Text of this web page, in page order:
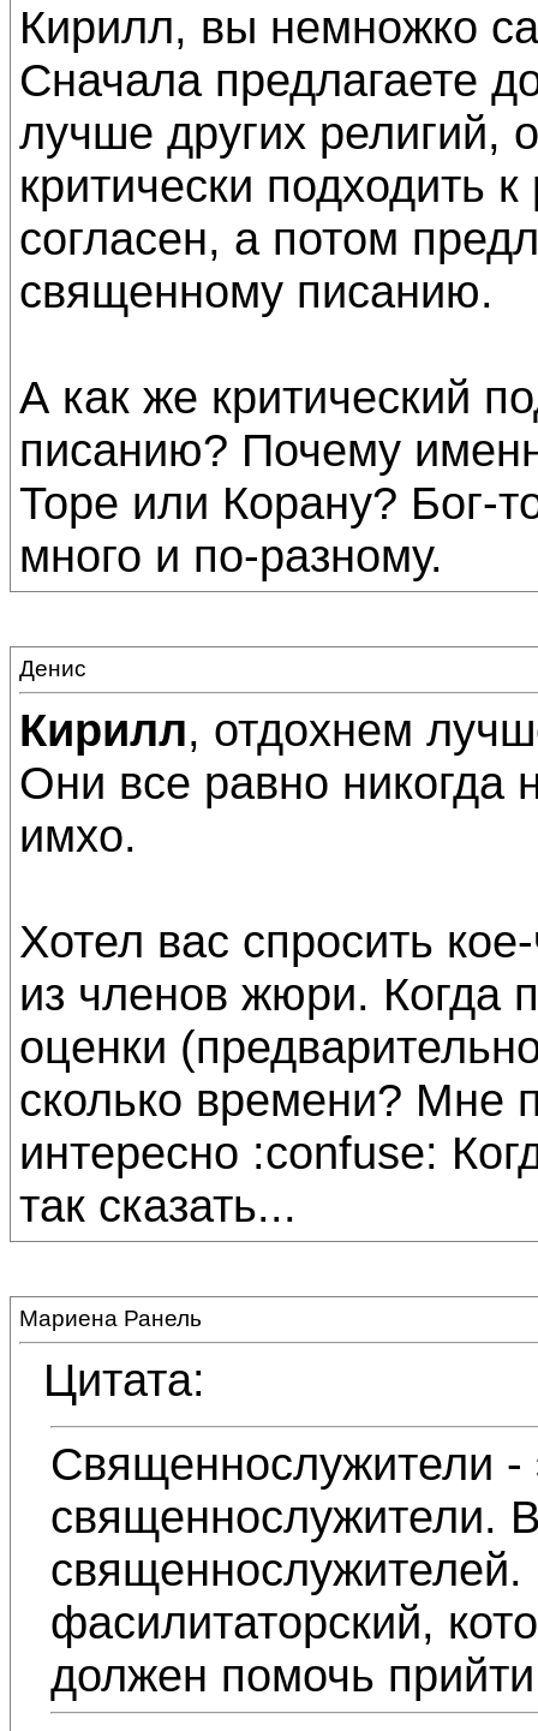
Кирилл, вы немножко
Сначала предлагаете
лучше других религий,
критически подходить
согласен, а потом
священному писанию.
А как же критический
писанию? Почему
Торе или Корану? Бог-
много и по-разному.
Денис
Кирилл, отдохнем
Они все равно никогда
имхо.
Хотел вас спросить
из членов жюри. Когда
оценки
сколько времени? Мне
интересно :confuse:
так сказать...
Мариена Ранель
Цитата:
Священнослужители -
священнослужители.
священнослужителей.
фасилитаторский,
должен помочь